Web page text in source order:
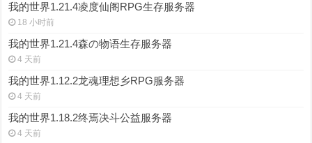
我的世界1.21.4凌度仙阁RPG生存服务器
18 小时前
我的世界1.21.4森の物语生存服务器
4 天前
我的世界1.12.2龙魂理想乡RPG服务器
4 天前
我的世界1.18.2终焉决斗公益服务器
4 天前